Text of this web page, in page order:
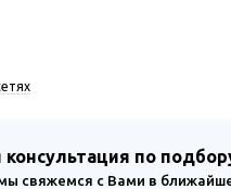
по
мы свяжемся с Вами в